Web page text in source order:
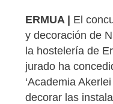
ERMUA | El
y decoración de
la hostelería de
jurado ha
‘Academia
decorar las